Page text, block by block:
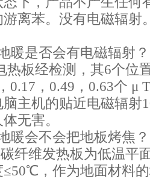
离苯。没有电磁辐射
暖是否会有电磁辐射
板经检测，其6个位
0.17，0.49，0.63个 μ
主机的贴近电磁辐射
无害。
地暖会不会把地
维发热板为低温平
≤50℃，作为地面材料